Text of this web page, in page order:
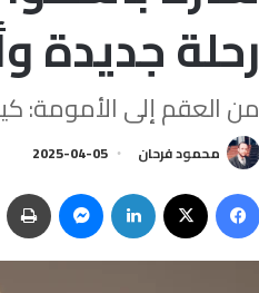
رحلة جديدة
من العقم إلى الأمومة:
محمود فرحان 2025-04-05